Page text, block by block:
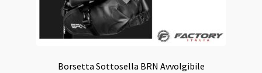
Borsetta Sottosella BRN Avvolgibile